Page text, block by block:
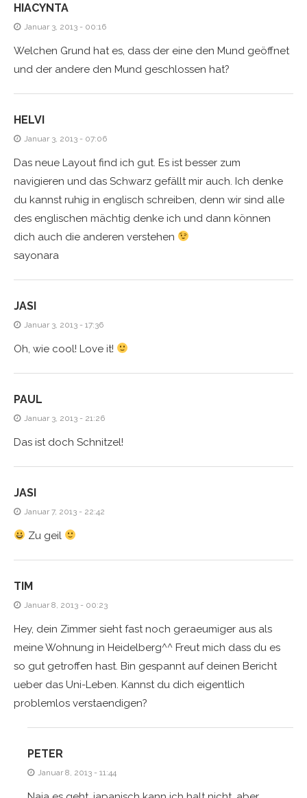
HIACYNTA
Januar 3, 2013 - 00:16
Welchen Grund hat es, dass der eine den Mund geöffnet
und der andere den Mund geschlossen hat?
HELVI
Januar 3, 2013 - 07:06
Das neue Layout find ich gut. Es ist besser zum
navigieren und das Schwarz gefällt mir auch. Ich denke
du kannst ruhig in englisch schreiben, denn wir sind alle
des englischen mächtig denke ich und dann können
dich auch die anderen verstehen
sayonara
JASI
Januar 3, 2013 - 17:36
Oh, wie cool! Love it!
PAUL
Januar 3, 2013 - 21:26
Das ist doch Schnitzel!
JASI
Januar 7, 2013 - 22:42
Zu geil
TIM
Januar 8, 2013 - 00:23
Hey, dein Zimmer sieht fast noch geraeumiger aus als
meine Wohnung in Heidelberg^^ Freut mich dass du es
so gut getroffen hast. Bin gespannt auf deinen Bericht
ueber das Uni-Leben. Kannst du dich eigentlich
problemlos verstaendigen?
PETER
Januar 8, 2013 - 11:44